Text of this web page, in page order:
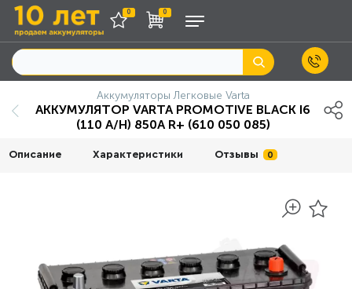
0 0
Аккумуляторы Легковые Varta
АККУМУЛЯТОР VARTA PROMOTIVE BLACK I6
(110 А/H) 850А R+ (610 050 085)
Описание Характеристики Отзывы 0